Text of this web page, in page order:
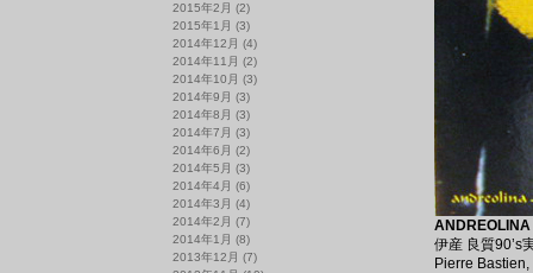
伊産 良質90’s
Pierre
2015年2月 (2)
2015年1月 (3)
2014年12月 (4)
2014年11月 (2)
2014年10月 (3)
2014年9月 (3)
2014年8月 (3)
2014年7月 (3)
2014年6月 (2)
2014年5月 (3)
2014年4月 (6)
2014年3月 (4)
2014年2月 (7)
2014年1月 (8)
2013年12月 (7)